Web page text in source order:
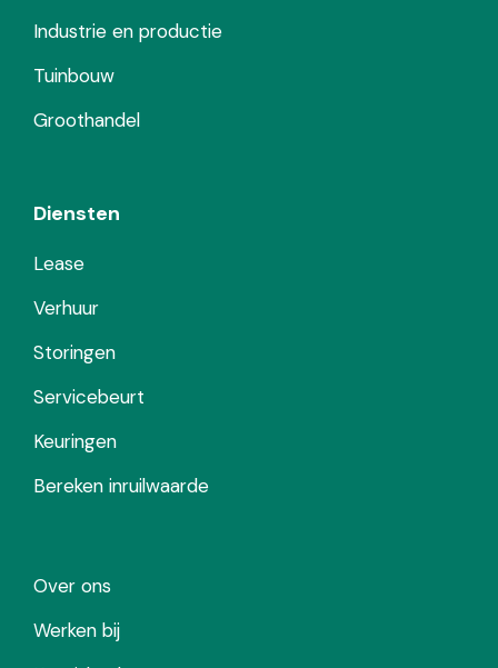
Industrie en productie
Tuinbouw
Groothandel
Diensten
Lease
Verhuur
Storingen
Servicebeurt
Keuringen
Bereken inruilwaarde
Over ons
Werken bij